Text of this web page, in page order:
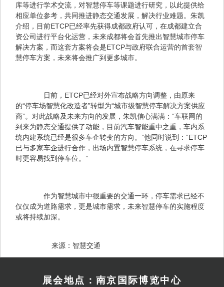
库等进行学术交流，对智慧停车等课题进行研究，以此提供给
相应单位参考，共同推进静态交通发展，解决行业难题。朱凯
介绍，目前ETCP已经率先获得成都政府认可，在成都建立合
资公司进行平台化运营，未来成都将会首先推出智慧城市停车
解决方案，而这套方案将会是ETCP与政府联合运营的首套智
慧停车方案，未来将会推广到更多城市。
日前，ETCP已经对外宣布战略方向调整，由原来
的“停车场智慧化改造者”转型为“城市级智慧停车解决方案供应
商”。对此战略及未来方向的发展，朱凯信心满满：“车联网的
到来为静态交通提供了动能，目前汽车智能重中之重，车内系
统内建系统已经是很多车企转变的方向。”他同时说到：“ETCP
已与多家车企进行合作，出场内置智慧停车系统，在寻求停车
时更容易找到停车位。”
作为智慧城市中很重要的交通一环，停车需求已经不
仅仅成为道路需求，更是城市需求，未来智慧停车的实施程度
或将持续加深。
来源：智慧交通
展会地点：南京国际博览中心